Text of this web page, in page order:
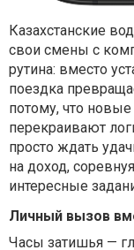
Казахстанские
свои смены с
рутина: вместо
поездка
потому, что
перекраивают
просто ждать
на доход,
интересные
Личный вызов
Часы затишья —